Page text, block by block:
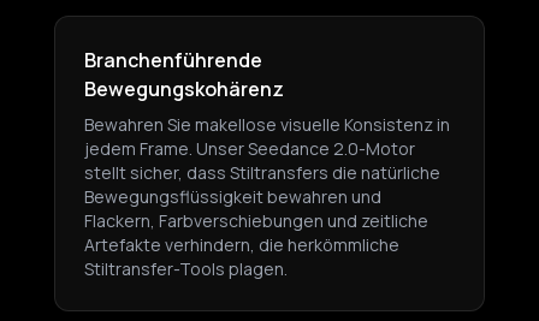
Branchenführende
Bewegungskohärenz
Bewahren Sie makellose visuelle Konsistenz in
jedem Frame. Unser Seedance 2.0-Motor
stellt sicher, dass Stiltransfers die natürliche
Bewegungsflüssigkeit bewahren und
Flackern, Farbverschiebungen und zeitliche
Artefakte verhindern, die herkömmliche
Stiltransfer-Tools plagen.